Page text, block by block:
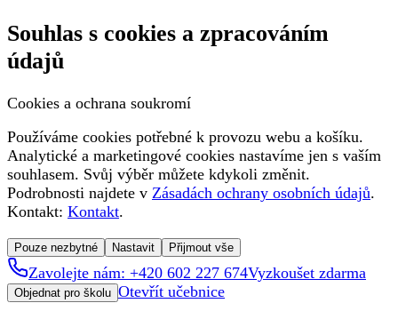
Souhlas s cookies a zpracováním
údajů
Cookies a ochrana soukromí
Používáme cookies potřebné k provozu webu a košíku.
Analytické a marketingové cookies nastavíme jen s vaším
souhlasem. Svůj výběr můžete kdykoli změnit.
Podrobnosti najdete v Zásadách ochrany osobních údajů.
Kontakt: Kontakt.
Pouze nezbytné Nastavit Přijmout vše
Zavolejte nám: +420 602 227 674Vyzkoušet zdarma
Objednat pro školu Otevřít učebnice